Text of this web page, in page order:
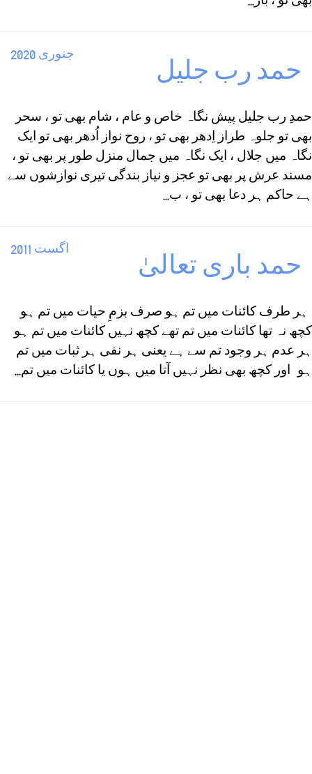
جنوری 2020
حمد رب جلیل
حمدِ رب جلیل پیش نگاہ خاص و عام ، شام بھی تو ، سحر
بھی تو جلوہ طراز اِدھر بھی تو ، روح نواز اُدھر بھی تو ایک
نگاہ میں جلال ، ایک نگاہ میں جمال منزل طور پر بھی تو ،
مسند عرش پر بھی تو عجز و نیاز بندگی تیری نوازشوں سے
ہے حاکم ہر دعا بھی تو ، ب...
اگست 2011
حمد باری تعالیٰ
ہر طرف کائنات میں تم ہو صرف بزمِ حیات میں تم ہو
کچھ نہ تھا کائنات میں تم تھے کچھ نہیں کائنات میں تم ہو
ہر عدم ہر وجود تم سے ہے یعنی ہر نفی ہر ثبات میں تم
ہو اور کچھ بھی نظر نہیں آتا میں ہوں یا کائنات میں تم...